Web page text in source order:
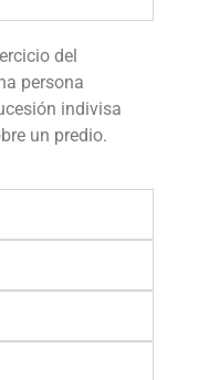
del
persona
indivisa
un predio.